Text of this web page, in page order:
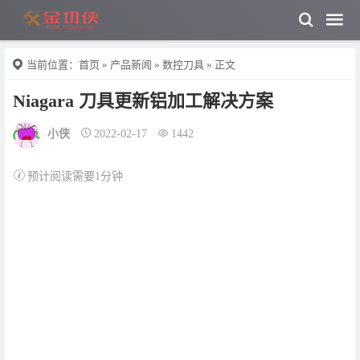
当前位置： 首页 » 产品新闻 » 数控刀具 » 正文
Niagara 刀具更新铝加工解决方案
小侠 2022-02-17 1442
预计阅读需要1分钟